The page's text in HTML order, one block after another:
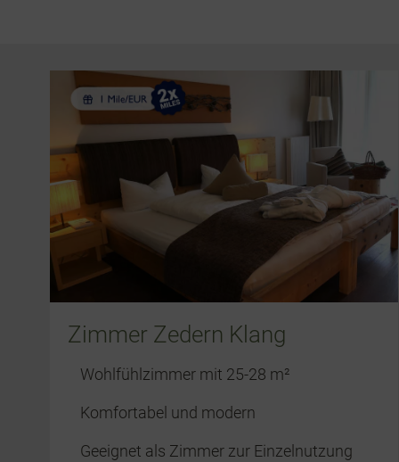
Zimmer Zedern Klang
Wohlfühlzimmer mit 25-28 m²
Komfortabel und modern
Geeignet als Zimmer zur Einzelnutzung